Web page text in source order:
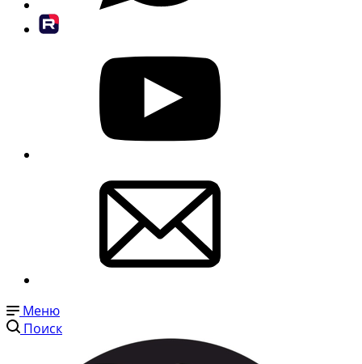
Меню
Поиск